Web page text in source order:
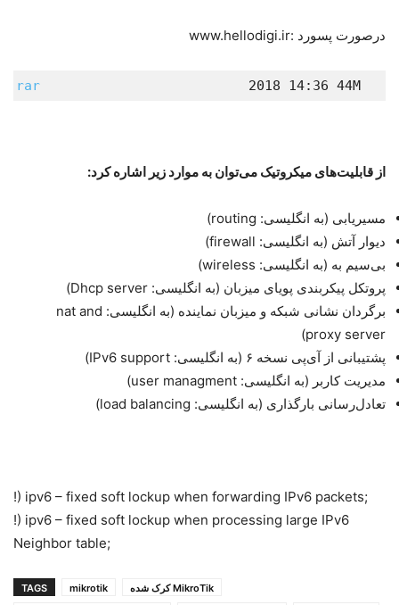
درصورت پسورد :www.hellodigi.ir
                          2018 14:36 44M
از قابلیت‌های میکروتیک می‌توان به موارد زیر اشاره کرد:
مسیریابی (به انگلیسی: routing)
دیوار آتش (به انگلیسی: firewall)
بی‌سیم به (به انگلیسی: wireless)
پروتکل پیکربندی پویای میزبان (به انگلیسی: Dhcp server)
برگردان نشانی شبکه و میزبان نماینده (به انگلیسی: nat and
proxy server)
پشتیبانی از آی‌پی نسخه ۶ (به انگلیسی: IPv6 support)
مدیریت کاربر (به انگلیسی: user managment)
تعادل‌رسانی بارگذاری (به انگلیسی: load balancing)
!) ipv6 – fixed soft lockup when forwarding IPv6 packets;
!) ipv6 – fixed soft lockup when processing large IPv6
Neighbor table;
TAGS mikrotik
MikroTik کرک شده